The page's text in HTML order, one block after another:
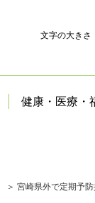
文字の大きさ
健康・医療・
＞ 宮崎県外で定期予